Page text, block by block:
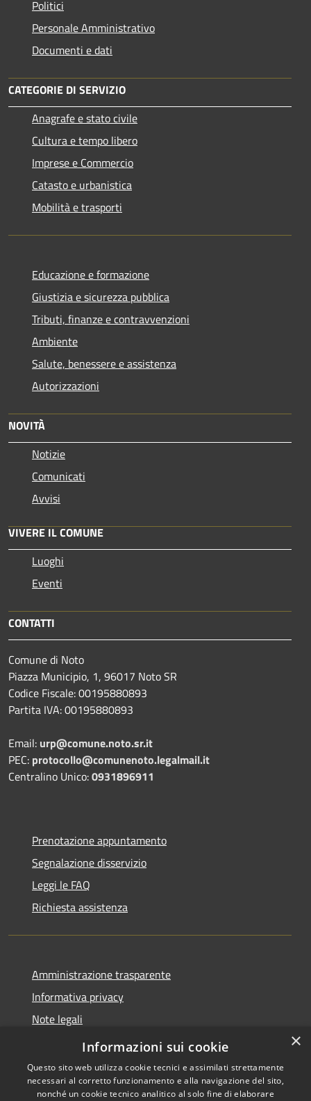
Politici
Personale Amministrativo
Documenti e dati
CATEGORIE DI SERVIZIO
Anagrafe e stato civile
Cultura e tempo libero
Imprese e Commercio
Catasto e urbanistica
Mobilità e trasporti
Educazione e formazione
Giustizia e sicurezza pubblica
Tributi, finanze e contravvenzioni
Ambiente
Salute, benessere e assistenza
Autorizzazioni
NOVITÀ
Notizie
Comunicati
Avvisi
VIVERE IL COMUNE
Luoghi
Eventi
CONTATTI
Comune di Noto
Piazza Municipio, 1, 96017 Noto SR
Codice Fiscale: 00195880893
Partita IVA: 00195880893
Email: urp@comune.noto.sr.it
PEC: protocollo@comunenoto.legalmail.it
Centralino Unico:0931896911
Prenotazione appuntamento
Segnalazione disservizio
Leggi le FAQ
Richiesta assistenza
Amministrazione trasparente
Informativa privacy
Note legali
Dichiarazione di accessibilità
×
Informazioni sui cookie
Questo sito web utilizza cookie tecnici e assimilati strettamente
necessari al corretto funzionamento e alla navigazione del sito,
nonché un cookie tecnico analitico al solo fine di elaborare